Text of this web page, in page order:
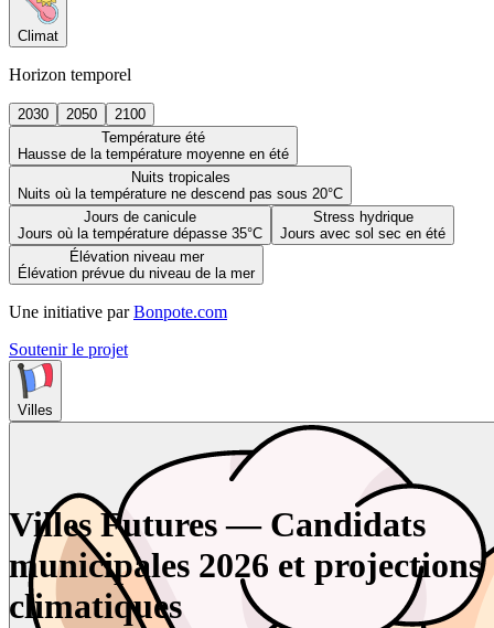
Climat
Horizon temporel
2030 2050
2100
Température été
Hausse de la température moyenne en été
Nuits tropicales
Nuits où la température ne descend pas sous 20°C
Jours de canicule
Jours où la température dépasse 35°C
Stress hydrique
Jours avec sol sec en été
Élévation niveau mer
Élévation prévue du niveau de la mer
Une initiative par Bonpote.com
Soutenir le projet
Villes
Villes Futures — Candidats
municipales 2026 et projections
climatiques